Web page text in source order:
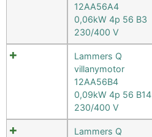
12AA56A4
0,06kW 4p 56 B3
230/400 V
Lammers Q
villanymotor
12AA56B4
0,09kW 4p 56 B14
230/400 V
Lammers Q